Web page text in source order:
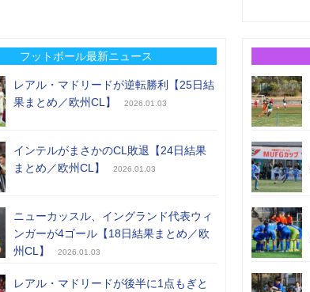
フットボール最新ニュース
レアル・マドリードが逆転勝利【25日結
果まとめ／欧州CL】
2026.01.03
インテルがまさかのCL敗退【24日結果
まとめ／欧州CL】
2026.01.03
ニューカッスル、イングランド代表ウィ
ンガーが4ゴール【18日結果まとめ／欧
州CL】
2026.01.03
レアル・マドリードが後半に1点もぎと